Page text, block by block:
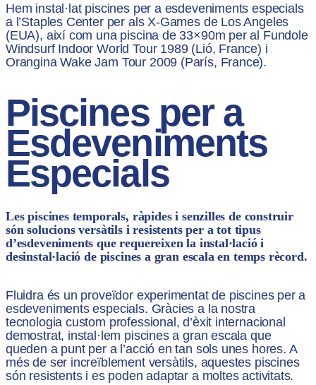
Hem instal·lat piscines per a esdeveniments especials
a l’Staples Center per als X-Games de Los Angeles
(EUA), així com una piscina de 33×90m per al Fundole
Windsurf Indoor World Tour 1989 (Lió, France) i
Orangina Wake Jam Tour 2009 (París, France).
Piscines per a
Esdeveniments
Especials
Les piscines temporals, ràpides i senzilles de construir
són solucions versàtils i resistents per a tot tipus
d’esdeveniments que requereixen la instal·lació i
desinstal·lació de piscines a gran escala en temps rècord.
Fluidra és un proveïdor experimentat de piscines per a
esdeveniments especials. Gràcies a la nostra
tecnologia custom professional, d’èxit internacional
demostrat, instal·lem piscines a gran escala que
queden a punt per a l’acció en tan sols unes hores. A
més de ser increïblement versàtils, aquestes piscines
són resistents i es poden adaptar a moltes activitats.